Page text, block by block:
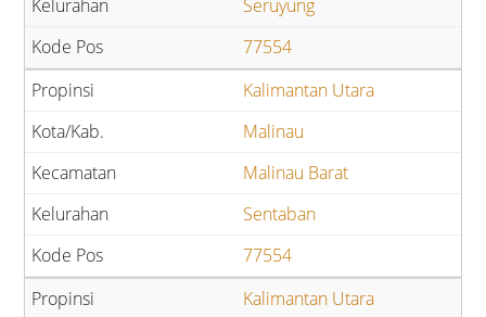
Seruyung
77554
Kalimantan Utara
Malinau
Malinau Barat
Sentaban
77554
Kalimantan Utara